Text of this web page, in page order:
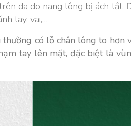
da do nang lông bị ách
tay, vai,…
có lỗ chân lông to
tay lên mặt, đặc biệt là